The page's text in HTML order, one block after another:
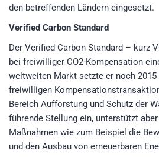
den betreffenden Ländern eingesetzt.
Verified Carbon Standard
Der Verified Carbon Standard – kurz
bei freiwilliger CO2-Kompensation
weltweiten Markt setzte er noch
freiwilligen
Bereich Aufforstung und Schutz der
führende Stellung ein, unterstützt
Maßnahmen wie zum Beispiel die
und den Ausbau von erneuerbaren